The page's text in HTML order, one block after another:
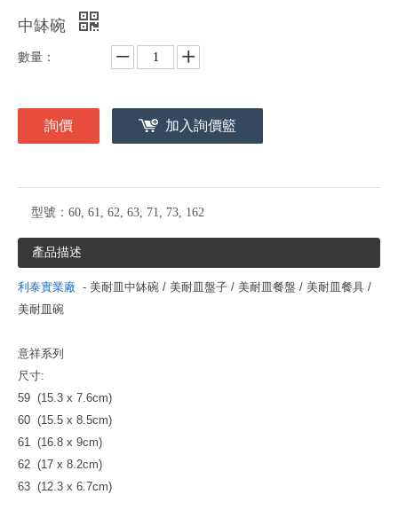
中缽碗
數量：
詢價 加入詢價籃
型號： 60, 61, 62, 63, 71, 73, 162
產品描述
利泰實業廠 - 美耐皿中缽碗 / 美耐皿盤子 / 美耐皿餐盤 / 美耐皿餐具 /
美耐皿碗
意祥系列
尺寸:
59 (15.3 x 7.6cm)
60 (15.5 x 8.5cm)
61 (16.8 x 9cm)
62 (17 x 8.2cm)
63 (12.3 x 6.7cm)